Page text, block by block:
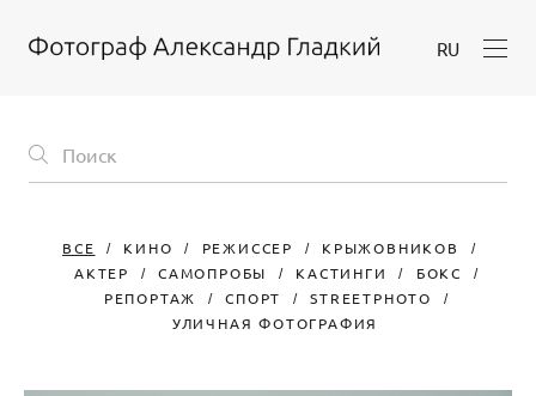
RU
ВСЕ КИНО РЕЖИССЕР
КРЫЖОВНИКОВ
АКТЕР
САМОПРОБЫ КАСТИНГИ
БОКС
РЕПОРТАЖ
СПОРТ
STREETPHOTO
УЛИЧНАЯ ФОТОГРАФИЯ